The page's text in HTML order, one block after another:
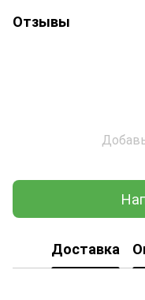
Отзывы
Доставка